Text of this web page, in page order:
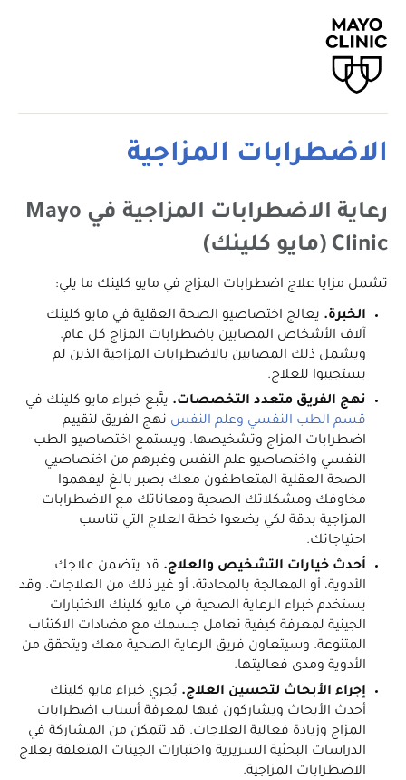
الاضطرابات المزاجية
رعاية الاضطرابات المزاجية في Mayo
Clinic (مايو كلينك)
تشمل مزايا علاج اضطرابات المزاج في مايو كلينك ما يلي:
الخبرة. يعالج اختصاصيو الصحة العقلية في مايو كلينك
آلاف الأشخاص المصابين باضطرابات المزاج كل عام.
ويشمل ذلك المصابين بالاضطرابات المزاجية الذين لم
يستجيبوا للعلاج.
نهج الفريق متعدد التخصصات. يتَّبع خبراء مايو كلينك في
قسم الطب النفسي وعلم النفس نهج الفريق لتقييم
اضطرابات المزاج وتشخيصها. ويستمع اختصاصيو الطب
النفسي واختصاصيو علم النفس وغيرهم من اختصاصيي
الصحة العقلية المتعاطفون معك بصبر بالغ ليفهموا
مخاوفك ومشكلاتك الصحية ومعاناتك مع الاضطرابات
المزاجية بدقة لكي يضعوا خطة العلاج التي تناسب
احتياجاتك.
أحدث خيارات التشخيص والعلاج. قد يتضمن علاجك
الأدوية، أو المعالجة بالمحادثة، أو غير ذلك من العلاجات. وقد
يستخدم خبراء الرعاية الصحية في مايو كلينك الاختبارات
الجينية لمعرفة كيفية تعامل جسمك مع مضادات الاكتئاب
المتنوعة. وسيتعاون فريق الرعاية الصحية معك ويتحقق من
الأدوية ومدى فعاليتها.
إجراء الأبحاث لتحسين العلاج. يُجري خبراء مايو كلينك
أحدث الأبحاث ويشاركون فيها لمعرفة أسباب اضطرابات
المزاج وزيادة فعالية العلاجات. قد تتمكن من المشاركة في
الدراسات البحثية السريرية واختبارات الجينات المتعلقة بعلاج
الاضطرابات المزاجية.